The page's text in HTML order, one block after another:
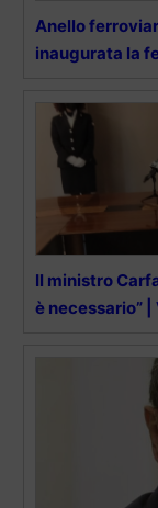
Anello
inaugurata la
Il ministro
è necessario” |